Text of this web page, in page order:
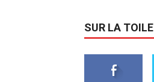
SUR LA TOILE